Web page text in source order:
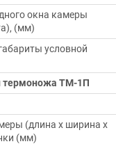
окна камеры
(мм)
условной
термоножа ТМ-1П
(длина х ширина х
(мм)